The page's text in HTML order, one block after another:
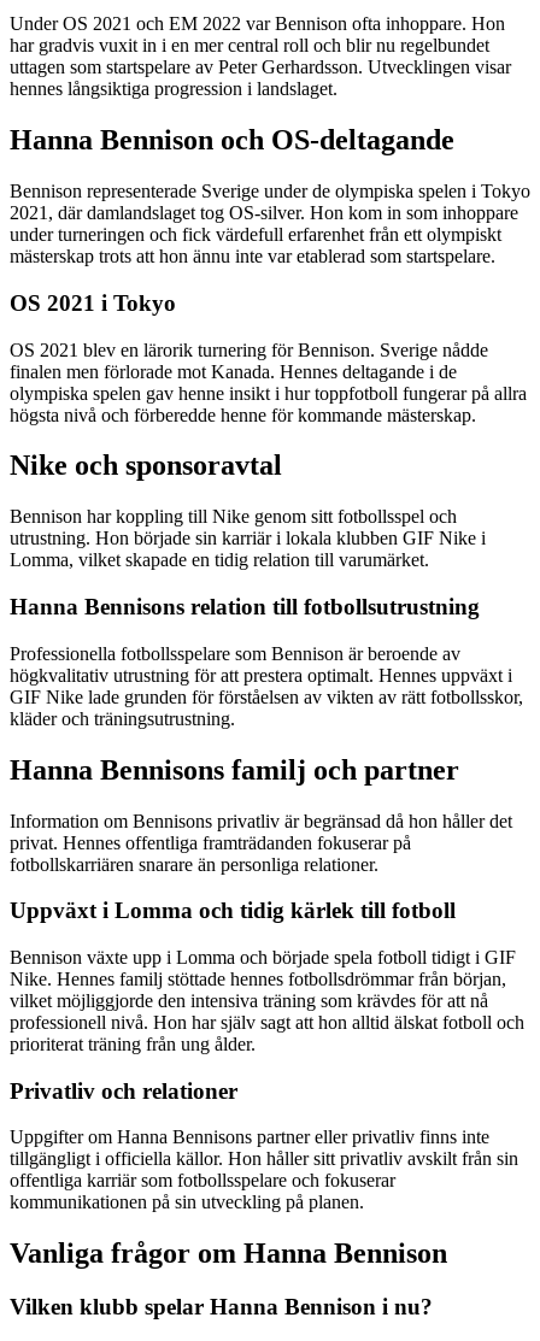
Under OS 2021 och EM 2022 var Bennison ofta inhoppare. Hon
har gradvis vuxit in i en mer central roll och blir nu regelbundet
uttagen som startspelare av Peter Gerhardsson. Utvecklingen visar
hennes långsiktiga progression i landslaget.
Hanna Bennison och OS-deltagande
Bennison representerade Sverige under de olympiska spelen i Tokyo
2021, där damlandslaget tog OS-silver. Hon kom in som inhoppare
under turneringen och fick värdefull erfarenhet från ett olympiskt
mästerskap trots att hon ännu inte var etablerad som startspelare.
OS 2021 i Tokyo
OS 2021 blev en lärorik turnering för Bennison. Sverige nådde
finalen men förlorade mot Kanada. Hennes deltagande i de
olympiska spelen gav henne insikt i hur toppfotboll fungerar på allra
högsta nivå och förberedde henne för kommande mästerskap.
Nike och sponsoravtal
Bennison har koppling till Nike genom sitt fotbollsspel och
utrustning. Hon började sin karriär i lokala klubben GIF Nike i
Lomma, vilket skapade en tidig relation till varumärket.
Hanna Bennisons relation till fotbollsutrustning
Professionella fotbollsspelare som Bennison är beroende av
högkvalitativ utrustning för att prestera optimalt. Hennes uppväxt i
GIF Nike lade grunden för förståelsen av vikten av rätt fotbollsskor,
kläder och träningsutrustning.
Hanna Bennisons familj och partner
Information om Bennisons privatliv är begränsad då hon håller det
privat. Hennes offentliga framträdanden fokuserar på
fotbollskarriären snarare än personliga relationer.
Uppväxt i Lomma och tidig kärlek till fotboll
Bennison växte upp i Lomma och började spela fotboll tidigt i GIF
Nike. Hennes familj stöttade hennes fotbollsdrömmar från början,
vilket möjliggjorde den intensiva träning som krävdes för att nå
professionell nivå. Hon har själv sagt att hon alltid älskat fotboll och
prioriterat träning från ung ålder.
Privatliv och relationer
Uppgifter om Hanna Bennisons partner eller privatliv finns inte
tillgängligt i officiella källor. Hon håller sitt privatliv avskilt från sin
offentliga karriär som fotbollsspelare och fokuserar
kommunikationen på sin utveckling på planen.
Vanliga frågor om Hanna Bennison
Vilken klubb spelar Hanna Bennison i nu?